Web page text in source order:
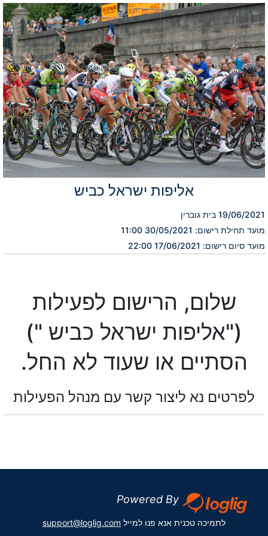
אליפות ישראל כביש
19/06/2021 בית גוברין
מועד תחילת רישום: 30/05/2021 11:00
מועד סיום רישום: 17/06/2021 22:00
שלום, הרישום לפעילות
("אליפות ישראל כביש ")
הסתיים או שעוד לא החל.
לפרטים נא ליצור קשר עם מנהל הפעילות
Powered By
לתמיכה טכנית אנא פנו למייל support@loglig.com